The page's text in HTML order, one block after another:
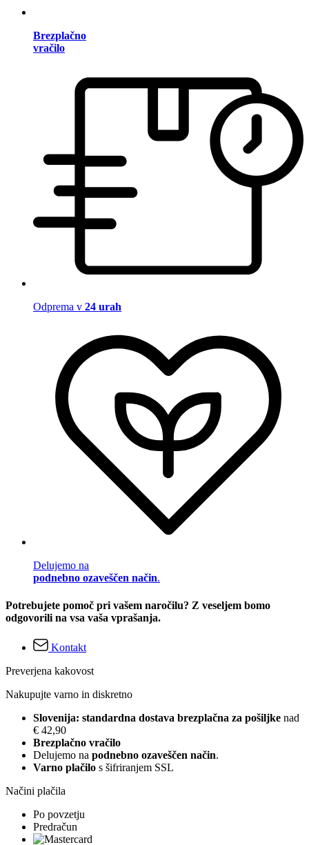
Brezplačno
vračilo
Odprema v 24 urah
Delujemo na
podnebno ozaveščen način.
Potrebujete pomoč pri vašem naročilu? Z veseljem bomo
odgovorili na vsa vaša vprašanja.
Kontakt
Preverjena kakovost
Nakupujte varno in diskretno
Slovenija: standardna dostava brezplačna za pošiljke nad
€ 42,90
Brezplačno vračilo
Delujemo na podnebno ozaveščen način.
Varno plačilo s šifriranjem SSL
Načini plačila
Po povzetju
Predračun